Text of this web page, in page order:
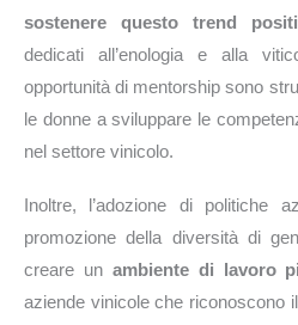
sostenere questo trend
dedicati all’enologia e alla
opportunità di mentorship sono
le donne a sviluppare le
nel settore vinicolo.
Inoltre, l’adozione di politiche
promozione della diversità di
creare un ambiente di lavoro
aziende vinicole che riconoscono